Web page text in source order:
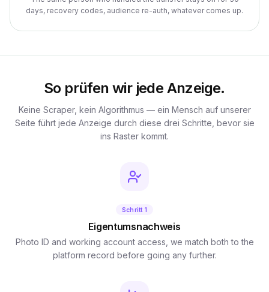
days, recovery codes, audience re-auth, whatever comes up.
So prüfen wir jede Anzeige.
Keine Scraper, kein Algorithmus — ein Mensch auf unserer
Seite führt jede Anzeige durch diese drei Schritte, bevor sie
ins Raster kommt.
Schritt 1
Eigentumsnachweis
Photo ID and working account access, we match both to the
platform record before going any further.